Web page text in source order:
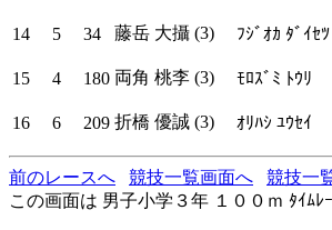
14
5 34 藤岳 大攝 (3) ﾌｼﾞｵｶ ﾀﾞｲｾﾂ
15
4 180 両角 桃李 (3) ﾓﾛｽﾞﾐ ﾄｳﾘ
16
6 209 折橋 優誠 (3) ｵﾘﾊｼ ﾕｳｾｲ
前のレースへ 競技一覧画面へ 競技一
この画面は 男子小学３年 １００ｍ ﾀｲﾑﾚ